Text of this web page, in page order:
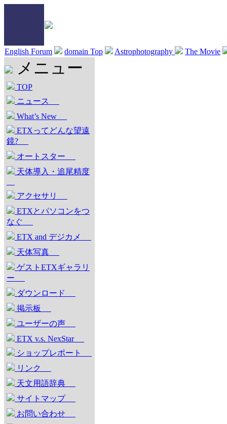
English Forum domain Top Astrophotography The Movie
メニュー
TOP
ニュース
What’s New
ETXってどんな望遠
鏡?
オートスター
天体導入・追尾精度
アクセサリ
ETXとパソコンをつ
なぐ
ETX and デジカメ
天体写真
ゲストETXギャラリ
ー
ダウンロード
掲示板
ユーザーの声
ETX v.s. NexStar
ショップレポート
リンク
天文用語辞典
サイトマップ
お問い合わせ